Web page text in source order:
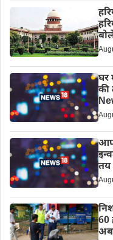
घर
की
तय
60
अब